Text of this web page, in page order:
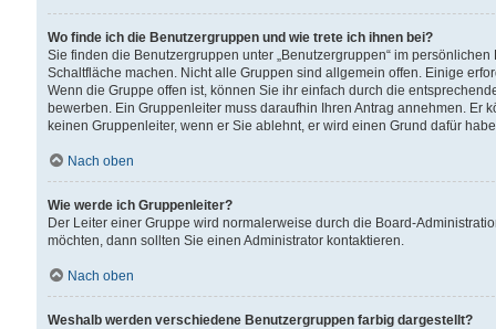
Wo finde ich die Benutzergruppen und wie trete ich ihnen bei?
Sie finden die Benutzergruppen unter „Benutzergruppen“ im
Schaltfläche machen. Nicht alle Gruppen sind allgemein offen. Einige
Wenn die Gruppe offen ist, können Sie ihr einfach durch die
bewerben. Ein Gruppenleiter muss daraufhin Ihren Antrag annehmen.
keinen Gruppenleiter, wenn er Sie ablehnt, er wird einen Grund dafür
Nach oben
Wie werde ich Gruppenleiter?
Der Leiter einer Gruppe wird normalerweise durch die Board-
möchten, dann sollten Sie einen Administrator kontaktieren.
Nach oben
Weshalb werden verschiedene Benutzergruppen farbig dargestellt?